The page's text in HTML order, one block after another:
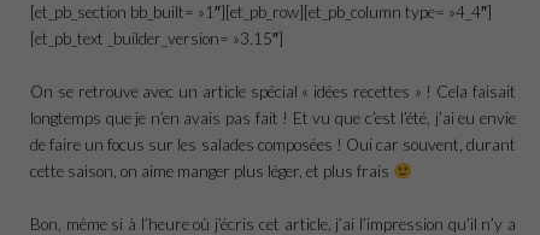
[et_pb_section bb_built= »1″][et_pb_row][et_pb_column type= »4_4″]
[et_pb_text _builder_version= »3.15″]
On se retrouve avec un article spécial « idées recettes » ! Cela faisait
longtemps que je n’en avais pas fait ! Et vu que c’est l’été, j’ai eu envie
de faire un focus sur les salades composées ! Oui car souvent, durant
cette saison, on aime manger plus léger, et plus frais
Bon, même si à l’heure où j’écris cet article, j’ai l’impression qu’il n’y a